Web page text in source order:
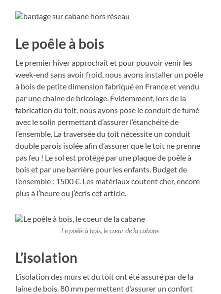
Le poêle à bois
Le premier hiver approchait et pour pouvoir venir les
week-end sans avoir froid, nous avons installer un poêle
à bois de petite dimension fabriqué en France et vendu
par une chaine de bricolage. Évidemment, lors de la
fabrication du toit, nous avons posé le conduit de fumé
avec le solin permettant d’assurer l’étanchéité de
l’ensemble. La traversée du toit nécessite un conduit
double parois isolée afin d’assurer que le toit ne prenne
pas feu ! Le sol est protégé par une plaque de poêle à
bois et par une barrière pour les enfants. Budget de
l’ensemble : 1500 €. Les matériaux coutent cher, encore
plus à l’heure ou j’écris cet article.
Le poêle à bois, le cœur de la cabane
L’isolation
L’isolation des murs et du toit ont été assuré par de la
laine de bois. 80 mm permettent d’assurer un confort